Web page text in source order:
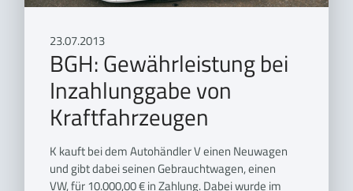
23.07.2013
BGH: Gewährleistung bei
Inzahlunggabe von
Kraftfahrzeugen
K kauft bei dem Autohändler V einen Neuwagen
und gibt dabei seinen Gebrauchtwagen, einen
VW, für 10.000,00 € in Zahlung. Dabei wurde im